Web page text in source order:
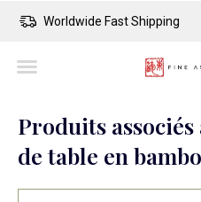
Worldwide Fast Shipping
Produits
de table en